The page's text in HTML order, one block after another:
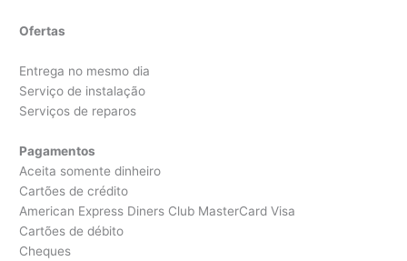
Ofertas
Entrega no mesmo dia
Serviço de instalação
Serviços de reparos
Pagamentos
Aceita somente dinheiro
Cartões de crédito
American Express Diners Club MasterCard Visa
Cartões de débito
Cheques